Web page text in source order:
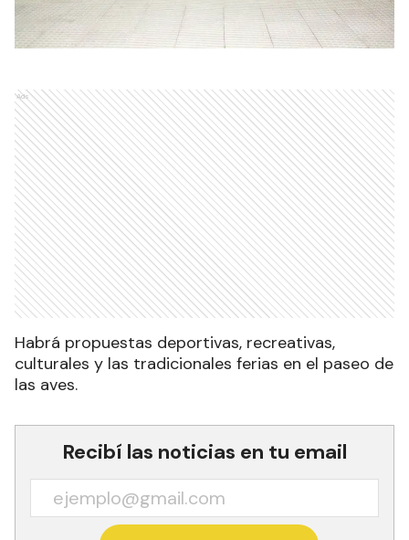
Ads
Habrá propuestas deportivas, recreativas,
culturales y las tradicionales ferias en el paseo de
las aves.
Recibí las noticias en tu email